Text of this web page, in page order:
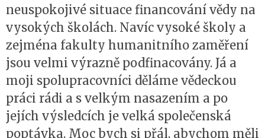
neuspokojivé situace financování vědy na
vysokých školách. Navíc vysoké školy a
zejména fakulty humanitního zaměření
jsou velmi výrazně podfinacovány. Já a
moji spolupracovníci děláme vědeckou
práci rádi a s velkým nasazením a po
jejích výsledcích je velká společenská
poptávka. Moc bych si přál, abychom měli